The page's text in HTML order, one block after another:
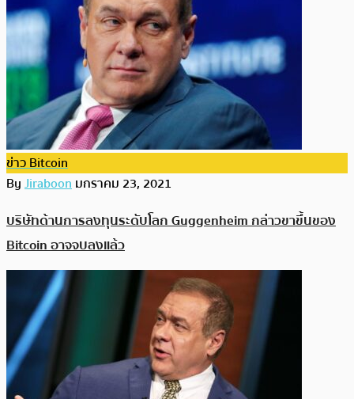
ข่าว Bitcoin
ByJiraboonมกราคม 23, 2021
บริษัทด้านการลงทุนระดับโลก Guggenheim กล่าวขาขึ้นของ
Bitcoin อาจจบลงแล้ว